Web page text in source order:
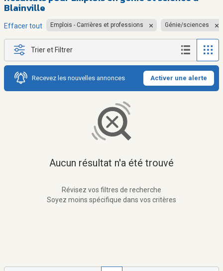
Blainville
Effacer tout Emplois - Carrières et professions Génie/sciences
Trier et Filtrer
Recevez les nouvelles annonces Activer une alerte
Aucun résultat n'a été trouvé
Révisez vos filtres de recherche
Soyez moins spécifique dans vos critères